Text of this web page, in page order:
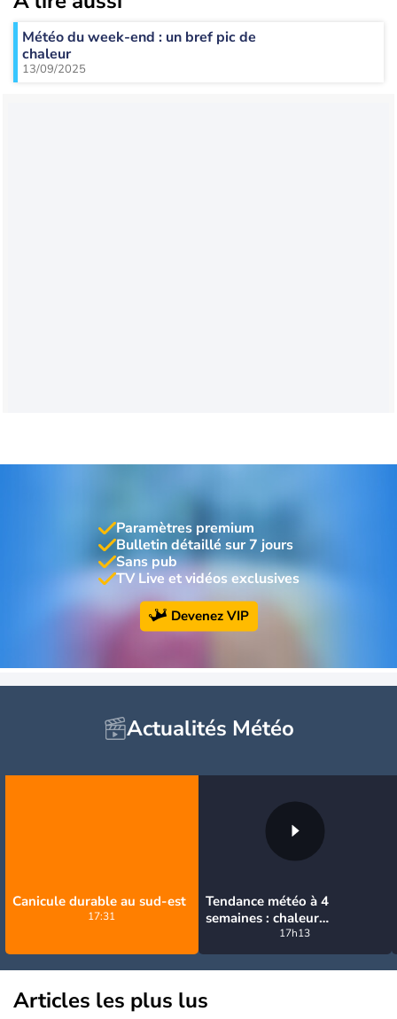
Météo du week-end : un bref pic de
chaleur
13/09/2025
Paramètres premium
Bulletin détaillé sur 7 jours
Sans pub
TV Live et vidéos exclusives
Devenez VIP
Actualités Météo
Canicule durable au sud-est
17:31
Tendance météo à 4
semaines : chaleur
prédominante jusqu'en
septembre
17h13
Articles les plus lus